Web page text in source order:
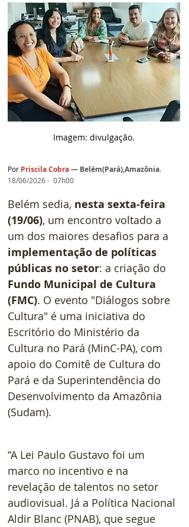
Imagem: divulgação.
Por Priscila Cobra— Belém(Pará),Amazônia.
18/06/2026 -  07h00
Belém sedia, nesta sexta-feira
(19/06), um encontro voltado a
um dos maiores desafios para a
implementação de políticas
públicas no setor: a criação do
Fundo Municipal de Cultura
(FMC). O evento "Diálogos sobre
Cultura" é uma iniciativa do
Escritório do Ministério da
Cultura no Pará (MinC-PA), com
apoio do Comitê de Cultura do
Pará e da Superintendência do
Desenvolvimento da Amazônia
(Sudam).
“A Lei Paulo Gustavo foi um
marco no incentivo e na
revelação de talentos no setor
audiovisual. Já a Política Nacional
Aldir Blanc (PNAB), que segue